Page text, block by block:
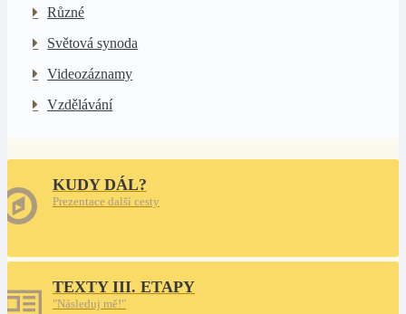
Různé
Světová synoda
Videozáznamy
Vzdělávání
KUDY DÁL?
Prezentace další cesty
TEXTY III. ETAPY
"Následuj mě!"